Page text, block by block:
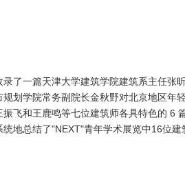
录了一篇天津大学建筑学院建筑系主任张
规划学院常务副院长金秋野对北京地区年
振飞和王鹿鸣等七位建筑师各具特色的 6
统地总结了"NEXT"青年学术展览中16位建